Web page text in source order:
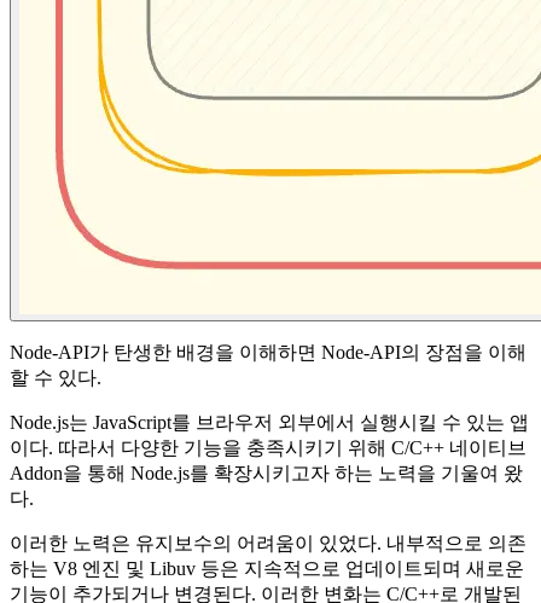
Node-API가 탄생한 배경을 이해하면 Node-API의 장점을 이해
할 수 있다.
Node.js는 JavaScript를 브라우저 외부에서 실행시킬 수 있는 앱
이다. 따라서 다양한 기능을 충족시키기 위해 C/C++ 네이티브
Addon을 통해 Node.js를 확장시키고자 하는 노력을 기울여 왔
다.
이러한 노력은 유지보수의 어려움이 있었다. 내부적으로 의존
하는 V8 엔진 및 Libuv 등은 지속적으로 업데이트되며 새로운
기능이 추가되거나 변경된다. 이러한 변화는 C/C++로 개발된